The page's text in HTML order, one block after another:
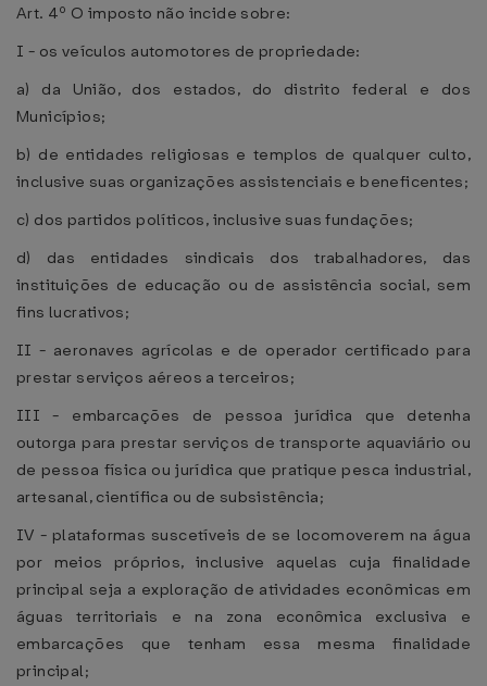
Art. 4º O imposto não incide sobre:
I - os veículos automotores de propriedade:
a) da União, dos estados, do distrito federal e dos
Municípios;
b) de entidades religiosas e templos de qualquer culto,
inclusive suas organizações assistenciais e beneficentes;
c) dos partidos políticos, inclusive suas fundações;
d) das entidades sindicais dos trabalhadores, das
instituições de educação ou de assistência social, sem
fins lucrativos;
II - aeronaves agrícolas e de operador certificado para
prestar serviços aéreos a terceiros;
III - embarcações de pessoa jurídica que detenha
outorga para prestar serviços de transporte aquaviário ou
de pessoa física ou jurídica que pratique pesca industrial,
artesanal, científica ou de subsistência;
IV - plataformas suscetíveis de se locomoverem na água
por meios próprios, inclusive aquelas cuja finalidade
principal seja a exploração de atividades econômicas em
águas territoriais e na zona econômica exclusiva e
embarcações que tenham essa mesma finalidade
principal;